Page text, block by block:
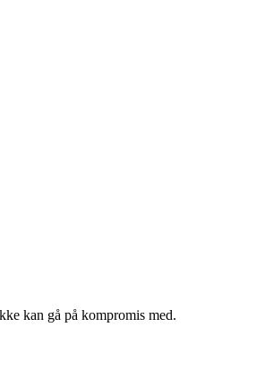
kan gå på kompromis med.